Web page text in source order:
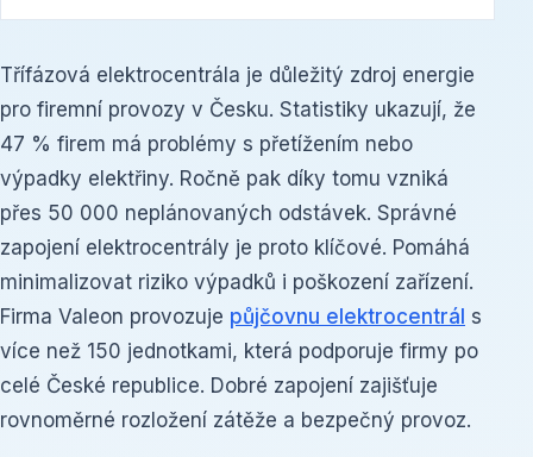
Třífázová elektrocentrála je důležitý zdroj energie
pro firemní provozy v Česku. Statistiky ukazují, že
47 % firem má problémy s přetížením nebo
výpadky elektřiny. Ročně pak díky tomu vzniká
přes 50 000 neplánovaných odstávek. Správné
zapojení elektrocentrály je proto klíčové. Pomáhá
minimalizovat riziko výpadků i poškození zařízení.
Firma Valeon provozuje půjčovnu elektrocentrál s
více než 150 jednotkami, která podporuje firmy po
celé České republice. Dobré zapojení zajišťuje
rovnoměrné rozložení zátěže a bezpečný provoz.